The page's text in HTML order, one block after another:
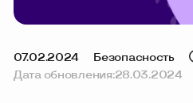
07.02.2024 Безопасность
Дата обновления:28.03.2024